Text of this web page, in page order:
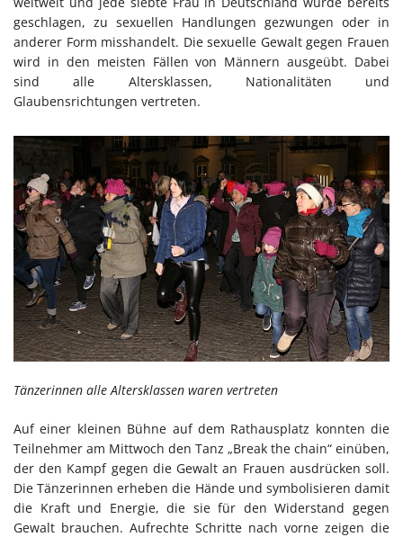
geschlagen, zu sexuellen Handlungen gezwungen oder in
anderer Form misshandelt. Die sexuelle Gewalt gegen Frauen
wird in den meisten Fällen von Männern ausgeübt. Dabei
sind alle Altersklassen, Nationalitäten und
Glaubensrichtungen vertreten.
Tänzerinnen alle Altersklassen waren vertreten
Auf einer kleinen Bühne auf dem Rathausplatz konnten die
Teilnehmer am Mittwoch den Tanz „Break the chain“ einüben,
der den Kampf gegen die Gewalt an Frauen ausdrücken soll.
Die Tänzerinnen erheben die Hände und symbolisieren damit
die Kraft und Energie, die sie für den Widerstand gegen
Gewalt brauchen. Aufrechte Schritte nach vorne zeigen die